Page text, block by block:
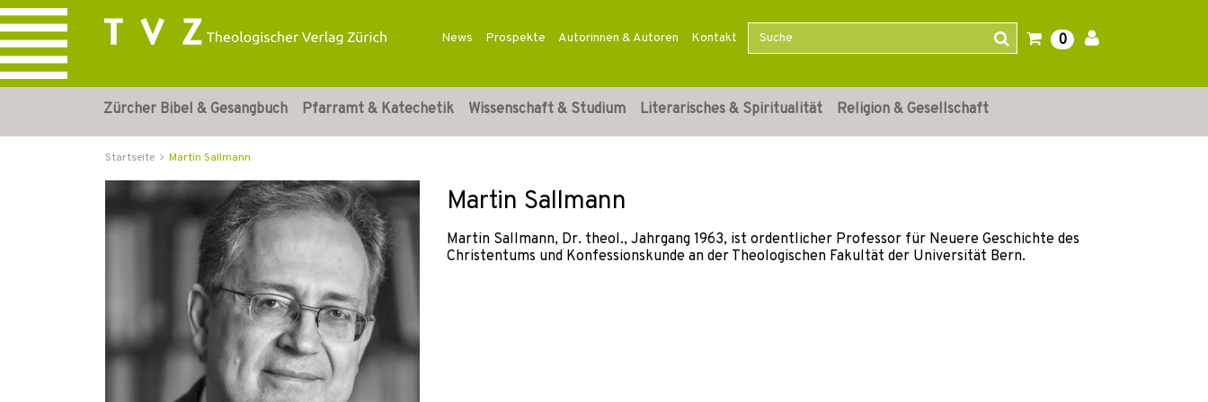
News Prospekte Autorinnen & Autoren Kontakt 0
Zürcher Bibel & Gesangbuch Pfarramt & Katechetik Wissenschaft & Studium Literarisches & Spiritualität Religion & Gesellschaft
Startseite Martin Sallmann
Martin Sallmann
Martin Sallmann, Dr. theol., Jahrgang 1963, ist ordentlicher Professor für Neuere Geschichte des
Christentums und Konfessionskunde an der Theologischen Fakultät der Universität Bern.